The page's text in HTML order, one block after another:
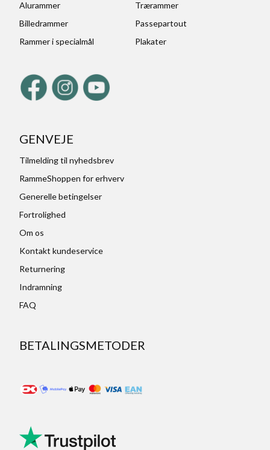
Alurammer
Trærammer
Billedrammer
Passepartout
Rammer i specialmål
Plakater
GENVEJE
Tilmelding til nyhedsbrev
RammeShoppen for erhverv
Generelle betingelser
Fortrolighed
Om os
Kontakt kundeservice
Returnering
Indramning
FAQ
BETALINGSMETODER